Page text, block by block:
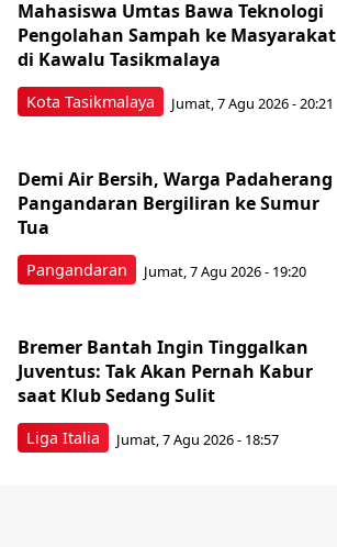
Kota Tasikmalaya
Mahasiswa Umtas Bawa Teknologi
Pengolahan Sampah ke Masyarakat
di Kawalu Tasikmalaya
Jumat, 7 Agu 2026 - 20:21
Pangandaran
Demi Air Bersih, Warga Padaherang
Pangandaran Bergiliran ke Sumur
Tua
Jumat, 7 Agu 2026 - 19:20
Liga Italia
Bremer Bantah Ingin Tinggalkan
Juventus: Tak Akan Pernah Kabur
saat Klub Sedang Sulit
Jumat, 7 Agu 2026 - 18:57